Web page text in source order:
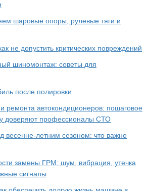
шаровые опоры, рулевые тяги и
не допустить критических повреждений
шиномонтаж: советы для
после полировки
ремонта автокондиционеров: пошаговое
доверяют профессионалы СТО
весенне-летним сезоном: что важно
замены ГРМ: шум, вибрация, утечка
сигналы